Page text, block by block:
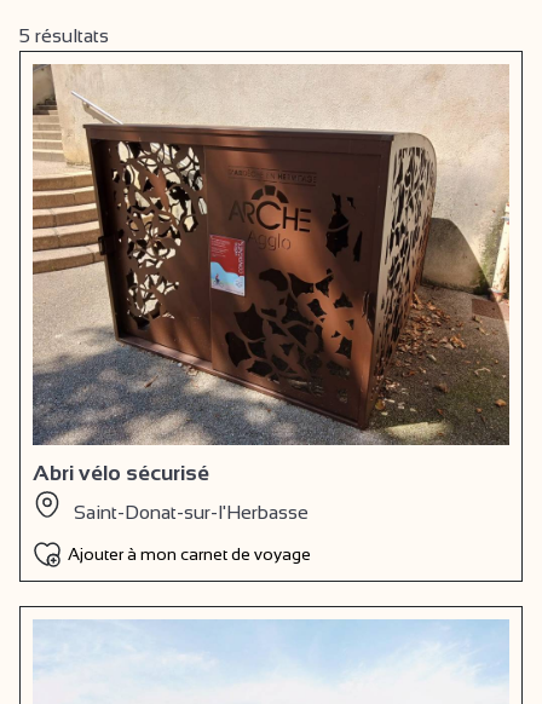
5 résultats
Abri vélo sécurisé
Saint-Donat-sur-l'Herbasse
Ajouter à mon carnet de voyage